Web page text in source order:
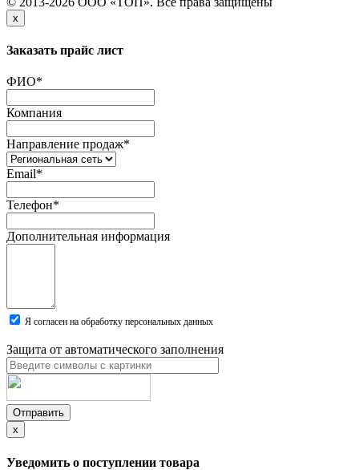
x
Заказать прайс лист
ФИО*
Компания
Направление продаж*
Email*
Телефон*
Дополнительная информация
Я согласен на обработку персональных данных
Защита от автоматического заполнения
Отправить
x
Уведомить о поступлении товара